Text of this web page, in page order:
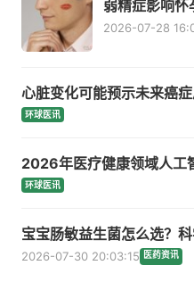
弱精症影响怀
2026-07-28
心脏变化可能预示未来癌
环球医讯
2026年医疗健康领域人工
环球医讯
宝宝肠敏益生菌怎么选？
2026-07-30 20:03:15 医药资讯